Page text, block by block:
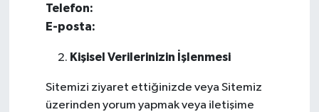
Telefon:
E-posta:
Kişisel Verilerinizin İşlenmesi
Sitemizi ziyaret ettiğinizde veya Sitemiz
üzerinden yorum yapmak veya iletişime